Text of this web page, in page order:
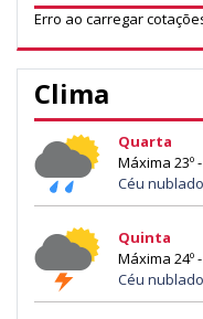
Erro ao carregar
Clima
Quarta
Máxima 23º
Céu
Quinta
Máxima 24º
Céu